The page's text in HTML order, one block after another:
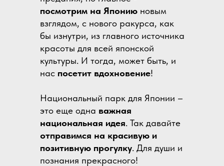
посмотрим на Японию новым
взглядом, с нового ракурса, как
бы изнутри, из главного источника
красоты для всей японской
культуры. И тогда, может быть, и
нас посетит вдохновение!
Национальный парк для Японии –
это еще одна важная
национальная идея. Так давайте
отправимся на красивую и
позитивную прогулку. Для души и
познания прекрасного!